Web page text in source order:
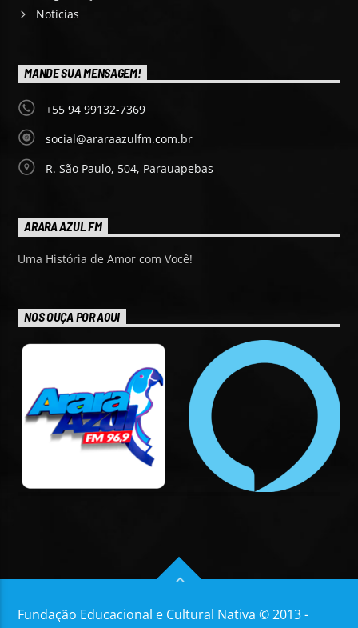
Notícias
MANDE SUA MENSAGEM!
+55 94 99132-7369
social@araraazulfm.com.br
R. São Paulo, 504, Parauapebas
ARARA AZUL FM
Uma História de Amor com Você!
NOS OUÇA POR AQUI
Fundação Educacional e Cultural Nativa © 2013 -